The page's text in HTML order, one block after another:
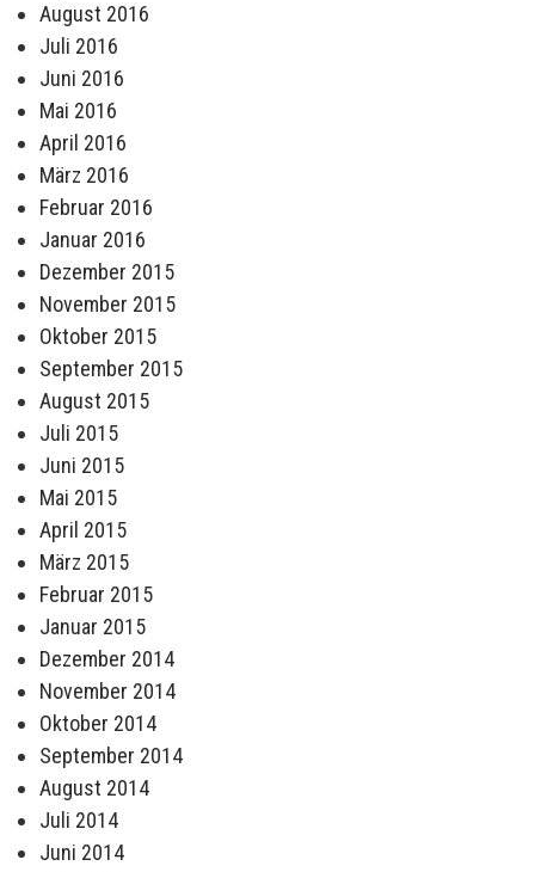
August 2016
Juli 2016
Juni 2016
Mai 2016
April 2016
März 2016
Februar 2016
Januar 2016
Dezember 2015
November 2015
Oktober 2015
September 2015
August 2015
Juli 2015
Juni 2015
Mai 2015
April 2015
März 2015
Februar 2015
Januar 2015
Dezember 2014
November 2014
Oktober 2014
September 2014
August 2014
Juli 2014
Juni 2014